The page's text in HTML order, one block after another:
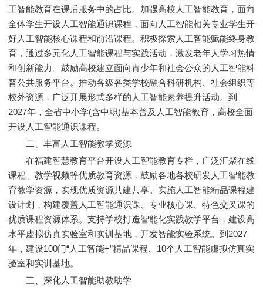
工智能教育在课后服务中的占比。加强高校人工智能教育，面向
全体学生开设人工智能通识课程，面向人工智能相关专业学生开
好人工智能核心课程和前沿课程。积极探索人工智能赋能终身教
育，通过多元化人工智能课程与实践活动，激发老年人学习热情
和创新能力。鼓励高校建立面向青少年和社会公众的人工智能科
普公共服务平台。推动各级各类学校融合科研机构、社会组织等
校外资源，广泛开展形式多样的人工智能素养提升活动。到
2027年，全省中小学(含中职)基本普及人工智能教育，高校全面
开设人工智能通识课程。
二、丰富人工智能教学资源
在福建智慧教育平台开设人工智能教育专栏，广泛汇聚在线
课程、教学视频等优质教育资源，鼓励各地各校研发人工智能教
育教学资源，实现优质资源共建共享。实施人工智能精品课程建
设计划，构建覆盖人工智能通识课、专业核心课、特色交叉课的
优质课程资源体系。支持学校打造智能化实践教学平台，建设高
水平虚拟仿真实验室和实训基地，开发智能实验系统。到2027
年，建设100门“人工智能+”精品课程、10个人工智能虚拟仿真实
验室和实训基地。
三、深化人工智能助教助学